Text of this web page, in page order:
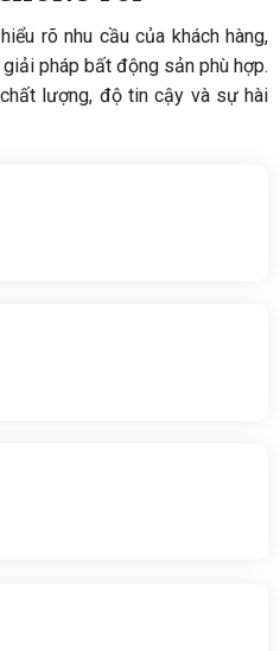
rõ nhu cầu của khách hàng,
pháp bất động sản phù hợp.
lượng, độ tin cậy và sự hài